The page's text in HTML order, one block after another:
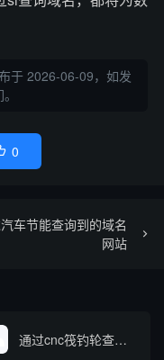
于 2026-06-09，如发
0
车节能查询到的域名
网站
通过cnc筏钓轮查询域名